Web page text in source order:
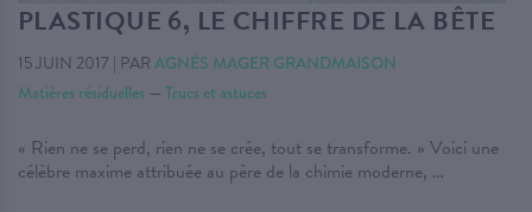
PLASTIQUE 6, LE CHIFFRE DE LA BÊTE
15 JUIN 2017 | PAR AGNÈS MAGER GRANDMAISON
Matières résiduelles — Trucs et astuces
« Rien ne se perd, rien ne se crée, tout se transforme. » Voici une
célèbre maxime attribuée au père de la chimie moderne, …